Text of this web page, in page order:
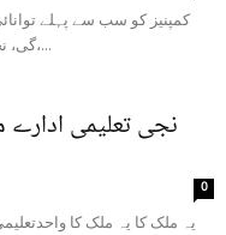
کمپنیز کو سب سے پہلے
گی، نجی شعبہ کا تعاون ناگزیر ہے: ماہرین اسلام آباد،...
نجی تعلیمی ادارے
0
یہ ملک کا یہ ملک کا